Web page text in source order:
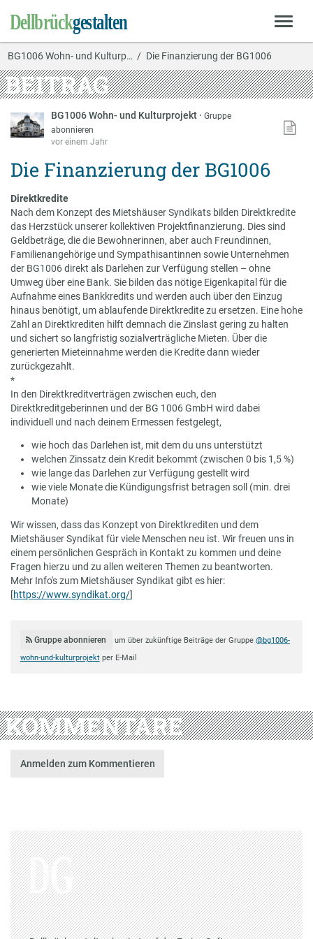
BG1006 Wohn- und Kulturp… Die Finanzierung der BG1006
BEITRAG
BG1006 Wohn- und Kulturprojekt ·Gruppe
abonnieren
vor einem Jahr
Die Finanzierung der BG1006
Direktkredite
Nach dem Konzept des Mietshäuser Syndikats bilden Direktkredite
das Herzstück unserer kollektiven Projektfinanzierung. Dies sind
Geldbeträge, die die Bewohnerinnen, aber auch Freundinnen,
Familienangehörige und Sympathisantinnen sowie Unternehmen
der BG1006 direkt als Darlehen zur Verfügung stellen – ohne
Umweg über eine Bank. Sie bilden das nötige Eigenkapital für die
Aufnahme eines Bankkredits und werden auch über den Einzug
hinaus benötigt, um ablaufende Direktkredite zu ersetzen. Eine hohe
Zahl an Direktkrediten hilft demnach die Zinslast gering zu halten
und sichert so langfristig sozialverträgliche Mieten. Über die
generierten Mieteinnahme werden die Kredite dann wieder
zurückgezahlt.
*
In den Direktkreditverträgen zwischen euch, den
Direktkreditgeberinnen und der BG 1006 GmbH wird dabei
individuell und nach deinem Ermessen festgelegt,
wie hoch das Darlehen ist, mit dem du uns unterstützt
welchen Zinssatz dein Kredit bekommt (zwischen 0 bis 1,5 %)
wie lange das Darlehen zur Verfügung gestellt wird
wie viele Monate die Kündigungsfrist betragen soll (min. drei
Monate)
Wir wissen, dass das Konzept von Direktkrediten und dem
Mietshäuser Syndikat für viele Menschen neu ist. Wir freuen uns in
einem persönlichen Gespräch in Kontakt zu kommen und deine
Fragen hierzu und zu allen weiteren Themen zu beantworten.
Mehr Info's zum Mietshäuser Syndikat gibt es hier:
[https://www.syndikat.org/]
Gruppe abonnieren um über zukünftige Beiträge der Gruppe @bg1006-
wohn-und-kulturprojektper E-Mail
KOMMENTARE
Anmelden zum Kommentieren